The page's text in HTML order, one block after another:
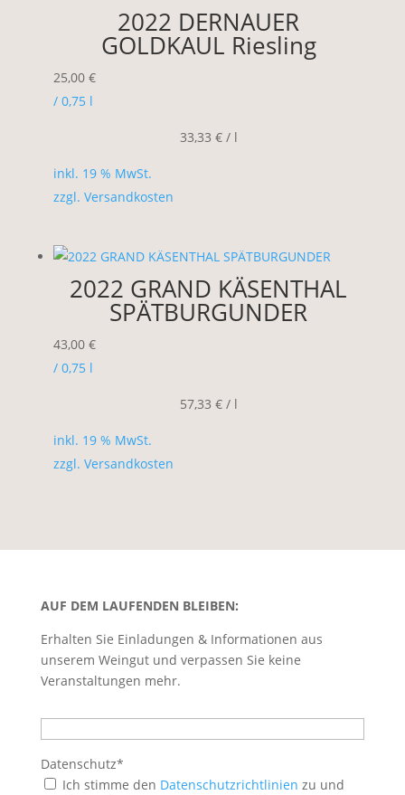
2022 DERNAUER
GOLDKAUL Riesling
25,00 €
/ 0,75 l
33,33 €/ l
inkl. 19 % MwSt.
zzgl. Versandkosten
2022 GRAND KÄSENTHAL
SPÄTBURGUNDER
43,00 €
/ 0,75 l
57,33 €/ l
inkl. 19 % MwSt.
zzgl. Versandkosten
AUF DEM LAUFENDEN BLEIBEN:
Erhalten Sie Einladungen & Informationen aus
unserem Weingut und verpassen Sie keine
Veranstaltungen mehr.
Datenschutz*
Ich stimme den Datenschutzrichtlinien zu und